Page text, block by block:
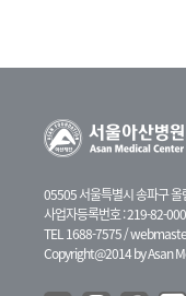
05505 서울특별시 송파구
사업자등록번호 : 219-82-
TEL 1688-7575 /
Copyright@2014 by Asan